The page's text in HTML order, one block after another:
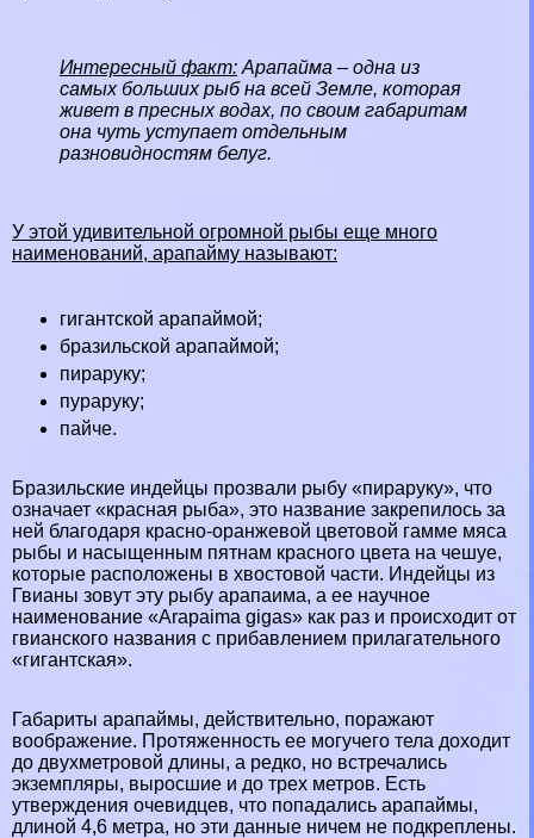
Интересный факт: Арапайма – одна из
самых больших рыб на всей Земле, которая
живет в пресных водах, по своим габаритам
она чуть уступает отдельным
разновидностям белуг.
У этой удивительной огромной рыбы еще много
наименований, арапайму называют:
гигантской арапаймой;
бразильской арапаймой;
пираруку;
пураруку;
пайче.
Бразильские индейцы прозвали рыбу «пираруку», что
означает «красная рыба», это название закрепилось за
ней благодаря красно-оранжевой цветовой гамме мяса
рыбы и насыщенным пятнам красного цвета на чешуе,
которые расположены в хвостовой части. Индейцы из
Гвианы зовут эту рыбу арапаима, а ее научное
наименование «Arapaima gigas» как раз и происходит от
гвианского названия с прибавлением прилагательного
«гигантская».
Габариты арапаймы, действительно, поражают
воображение. Протяженность ее могучего тела доходит
до двухметровой длины, а редко, но встречались
экземпляры, выросшие и до трех метров. Есть
утверждения очевидцев, что попадались арапаймы,
длиной 4,6 метра, но эти данные ничем не подкреплены.